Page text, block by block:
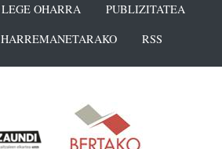
LEGE OHARRA
PUBLIZITATEA
HARREMANETARAKO RSS